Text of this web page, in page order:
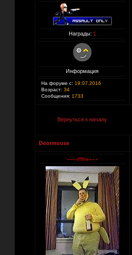
Награды: 1
Информация
На форуме с: 19.07.2016
Возраст: 34
Сообщения: 1733
Вернуться к началу
Doormouse